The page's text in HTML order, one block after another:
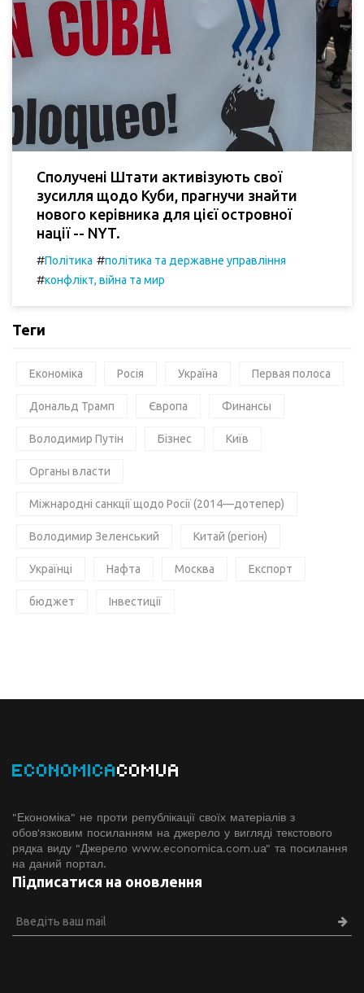
Сполучені Штати активізують свої
зусилля щодо Куби, прагнучи знайти
нового керівника для цієї островної
нації -- NYT.
#Політика #політика та державне управління
#конфлікт, війна та мир
Теги
Економіка Росія Україна Первая полоса
Дональд Трамп Європа Финансы
Володимир Путін Бізнес Київ
Органы власти
Міжнародні санкції щодо Росії (2014—дотепер)
Володимир Зеленський Китай (регіон)
Українці Нафта Москва Експорт
бюджет Інвестиції
ECONOMICACOMUA
"Економіка" не проти републікації своїх матеріалів з
обов'язковим посиланням на джерело у вигляді текстового
рядка виду "Джерело www.economiсa.com.ua" та посилання
на даний портал.
Підписатися на оновлення